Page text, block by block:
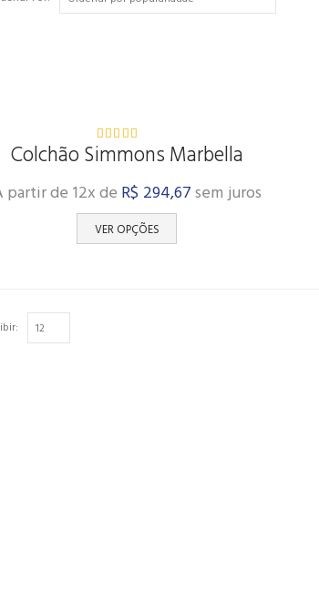
5.00out
of 5
Colchão Simmons Marbella
partir de 12x de R$ 294,67sem juros
VER OPÇÕES